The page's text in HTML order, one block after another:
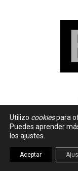
Utilizo cookiespara
Puedes aprender
los ajustes.
Aceptar